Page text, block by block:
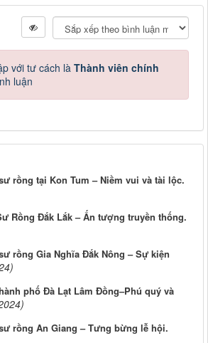
với tư cách làThành viên chính
luận
rồng tại Kon Tum – Niềm vui và tài lộc.
Rồng Đắk Lắk – Ấn tượng truyền thống.
rồng Gia Nghĩa Đắk Nông – Sự kiện
phố Đà Lạt Lâm Đồng–Phú quý và
rồng An Giang – Tưng bừng lễ hội.